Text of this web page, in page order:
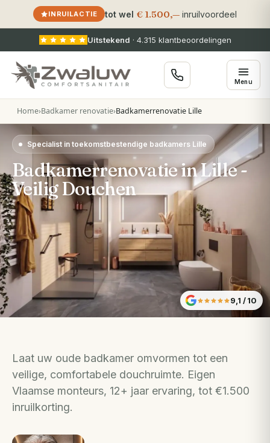
INRUILACTIE tot wel € 1.500,— inruilvoordeel
Uitstekend · 4.315 klantbeoordelingen
Menu
Home›Badkamer renovatie›Badkamerrenovatie Lille
Specialist in toekomstbestendige badkamers Lille
Badkamerrenovatie in Lille -
Veilig Douchen
9,1 / 10
Laat uw oude badkamer omvormen tot een
veilige, comfortabele douchruimte. Eigen
Vlaamse monteurs, 12+ jaar ervaring, tot €1.500
inruilkorting.